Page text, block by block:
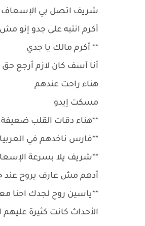
شريف اتصل بي
أكرم انتبه على جدو إنو
** أكرم مالك يا جدي
أنا آسف كان لازم أرجع
هناء راحت عندهم
مسكت إيدو
**هناء دقات القلب
**فارس ناخدهم في
**شريف يلا بسرعة
أدهم مش عارف يروح عند
**ياسين روح لجدك احنا
الأحداث كانت كثيرة